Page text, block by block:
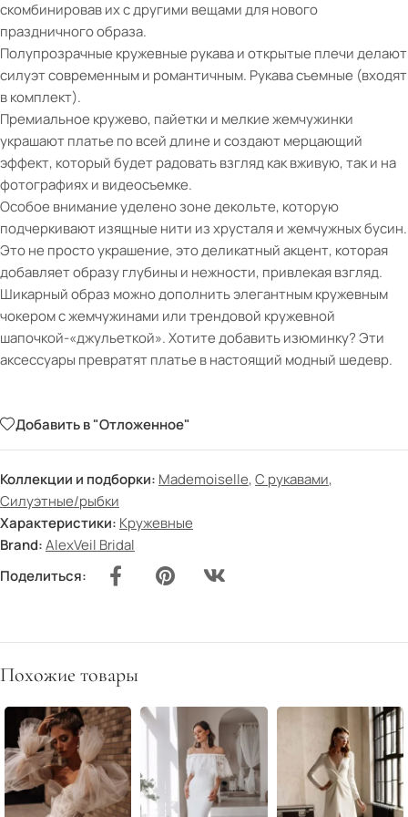
скомбинировав их с другими вещами для нового
праздничного образа.
Полупрозрачные кружевные рукава и открытые плечи делают
силуэт современным и романтичным. Рукава съемные (входят
в комплект).
Премиальное кружево, пайетки и мелкие жемчужинки
украшают платье по всей длине и создают мерцающий
эффект, который будет радовать взгляд как вживую, так и на
фотографиях и видеосъемке.
Особое внимание уделено зоне декольте, которую
подчеркивают изящные нити из хрусталя и жемчужных бусин.
Это не просто украшение, это деликатный акцент, которая
добавляет образу глубины и нежности, привлекая взгляд.
Шикарный образ можно дополнить элегантным кружевным
чокером с жемчужинами или трендовой кружевной
шапочкой-«джульеткой». Хотите добавить изюминку? Эти
аксессуары превратят платье в настоящий модный шедевр.
Добавить в "Отложенное"
Коллекции и подборки: Mademoiselle,С рукавами,
Силуэтные/рыбки
Характеристики: Кружевные
Brand:AlexVeil Bridal
Поделиться:
Похожие товары